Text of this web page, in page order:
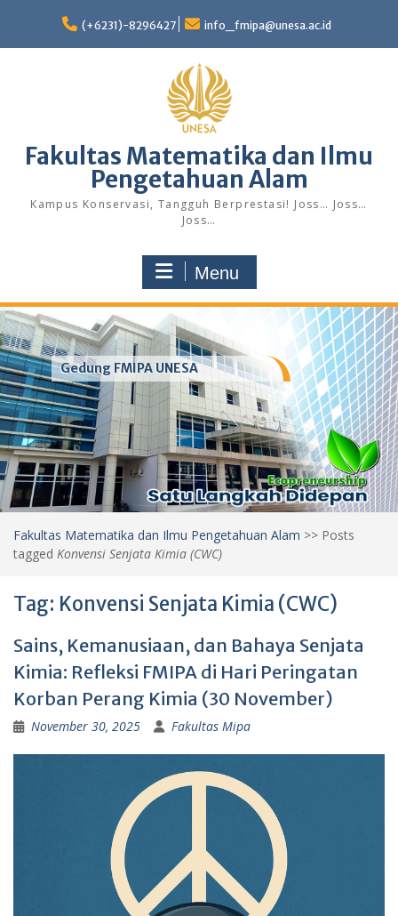
content
(+6231)-8296427 info_fmipa@unesa.ac.id
Fakultas Matematika dan Ilmu
Pengetahuan Alam
Kampus Konservasi, Tangguh Berprestasi! Joss… Joss…
Joss…
Menu
Gedung FMIPA UNESA
Fakultas Matematika dan Ilmu Pengetahuan Alam >> Posts
tagged Konvensi Senjata Kimia (CWC)
Tag: Konvensi Senjata Kimia (CWC)
Sains, Kemanusiaan, dan Bahaya Senjata
Kimia: Refleksi FMIPA di Hari Peringatan
Korban Perang Kimia (30 November)
November 30, 2025 Fakultas Mipa